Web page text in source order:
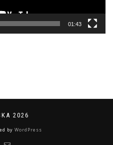
01:43
2026
by WordPress